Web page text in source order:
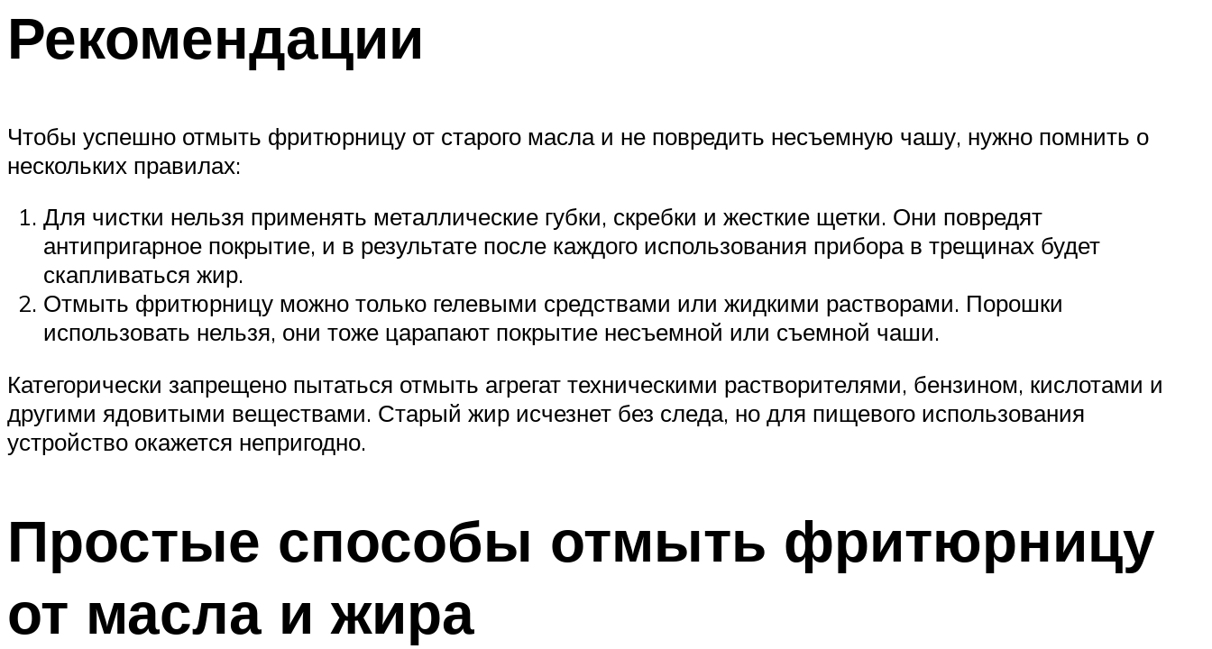
Рекомендации
Чтобы успешно отмыть фритюрницу от старого масла и не повредить несъемную чашу, нужно помнить о
нескольких правилах:
Для чистки нельзя применять металлические губки, скребки и жесткие щетки. Они повредят
антипригарное покрытие, и в результате после каждого использования прибора в трещинах будет
скапливаться жир.
Отмыть фритюрницу можно только гелевыми средствами или жидкими растворами. Порошки
использовать нельзя, они тоже царапают покрытие несъемной или съемной чаши.
Категорически запрещено пытаться отмыть агрегат техническими растворителями, бензином, кислотами и
другими ядовитыми веществами. Старый жир исчезнет без следа, но для пищевого использования
устройство окажется непригодно.
Простые способы отмыть фритюрницу
от масла и жира